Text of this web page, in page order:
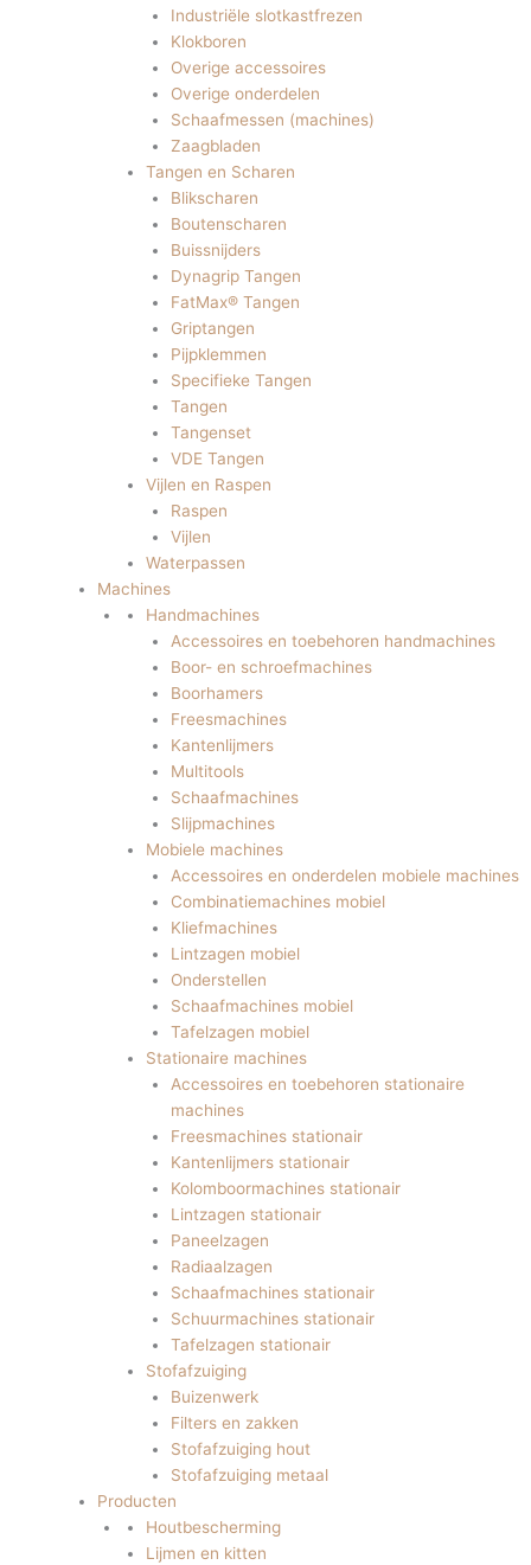
Industriële slotkastfrezen
Klokboren
Overige accessoires
Overige onderdelen
Schaafmessen (machines)
Zaagbladen
Tangen en Scharen
Blikscharen
Boutenscharen
Buissnijders
Dynagrip Tangen
FatMax® Tangen
Griptangen
Pijpklemmen
Specifieke Tangen
Tangen
Tangenset
VDE Tangen
Vijlen en Raspen
Raspen
Vijlen
Waterpassen
Machines
Handmachines
Accessoires en toebehoren handmachines
Boor- en schroefmachines
Boorhamers
Freesmachines
Kantenlijmers
Multitools
Schaafmachines
Slijpmachines
Mobiele machines
Accessoires en onderdelen mobiele machines
Combinatiemachines mobiel
Kliefmachines
Lintzagen mobiel
Onderstellen
Schaafmachines mobiel
Tafelzagen mobiel
Stationaire machines
Accessoires en toebehoren stationaire
machines
Freesmachines stationair
Kantenlijmers stationair
Kolomboormachines stationair
Lintzagen stationair
Paneelzagen
Radiaalzagen
Schaafmachines stationair
Schuurmachines stationair
Tafelzagen stationair
Stofafzuiging
Buizenwerk
Filters en zakken
Stofafzuiging hout
Stofafzuiging metaal
Producten
Houtbescherming
Lijmen en kitten